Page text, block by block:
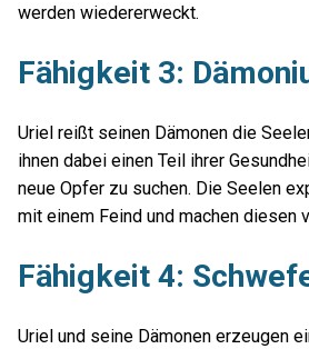
werden wiedererweckt.
Fähigkeit 3:
Uriel reißt seinen Dämonen die
ihnen dabei einen Teil ihrer
neue Opfer zu suchen. Die Seelen
mit einem Feind und machen diesen
Fähigkeit 4:
Uriel und seine Dämonen erzeugen